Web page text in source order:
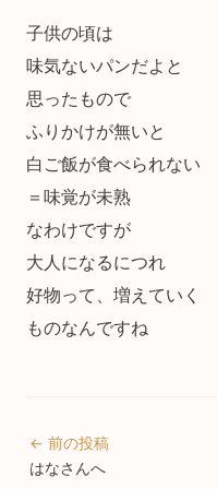
子供の頃は
味気ないパンだよと
思ったもので
ふりかけが無いと
白ご飯が食べられない
＝味覚が未熟
なわけですが
大人になるにつれ
好物って、増えていく
ものなんですね
← 前の投稿
はなさんへ